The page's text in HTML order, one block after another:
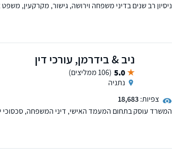
ניסיון רב שנים בדיני משפחה וירושה, גישור, מקרקעין,
ניב & בידרמן, עורכי דין
5.0 (106 ממליצים)
נתניה
צפיות:18,683
המשרד עוסק בתחום המעמד האישי, דיני המשפחה, סכסוכי